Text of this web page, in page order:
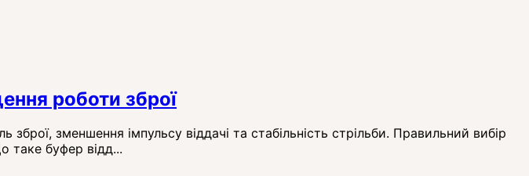
роботи зброї
зменшення імпульсу віддачі та стабільність стрільби. Правильний вибір
таке буфер відд...